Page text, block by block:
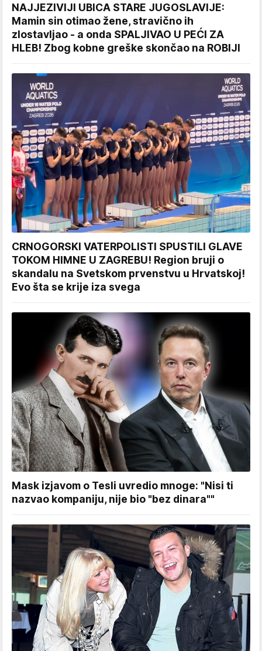
NAJJEZIVIJI UBICA STARE JUGOSLAVIJE:
Mamin sin otimao žene, stravično ih
zlostavljao - a onda SPALJIVAO U PEĆI ZA
HLEB! Zbog kobne greške skončao na ROBIJI
CRNOGORSKI VATERPOLISTI SPUSTILI GLAVE
TOKOM HIMNE U ZAGREBU! Region bruji o
skandalu na Svetskom prvenstvu u Hrvatskoj!
Evo šta se krije iza svega
Mask izjavom o Tesli uvredio mnoge: "Nisi ti
nazvao kompaniju, nije bio "bez dinara""